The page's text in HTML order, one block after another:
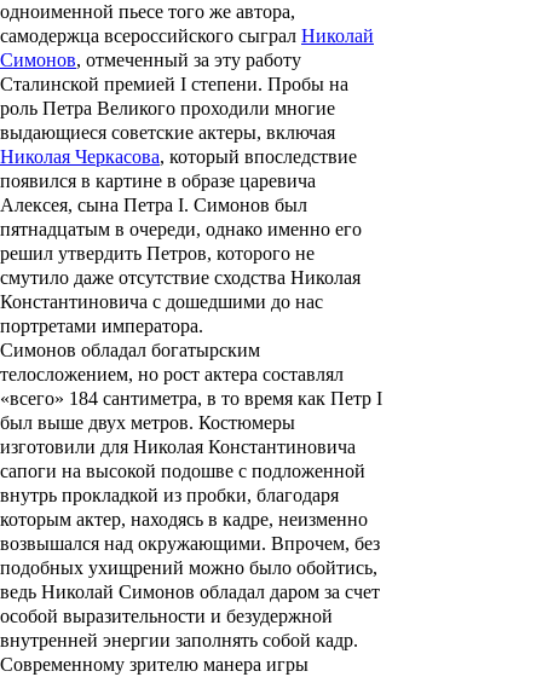
одноименной пьесе того же автора,
самодержца всероссийского сыграл Николай
Симонов, отмеченный за эту работу
Сталинской премией I степени. Пробы на
роль Петра Великого проходили многие
выдающиеся советские актеры, включая
Николая Черкасова, который впоследствие
появился в картине в образе царевича
Алексея, сына Петра I. Симонов был
пятнадцатым в очереди, однако именно его
решил утвердить Петров, которого не
смутило даже отсутствие сходства Николая
Константиновича с дошедшими до нас
портретами императора.
Симонов обладал богатырским
телосложением, но рост актера составлял
«всего» 184 сантиметра, в то время как Петр I
был выше двух метров. Костюмеры
изготовили для Николая Константиновича
сапоги на высокой подошве с подложенной
внутрь прокладкой из пробки, благодаря
которым актер, находясь в кадре, неизменно
возвышался над окружающими. Впрочем, без
подобных ухищрений можно было обойтись,
ведь Николай Симонов обладал даром за счет
особой выразительности и безудержной
внутренней энергии заполнять собой кадр.
Современному зрителю манера игры